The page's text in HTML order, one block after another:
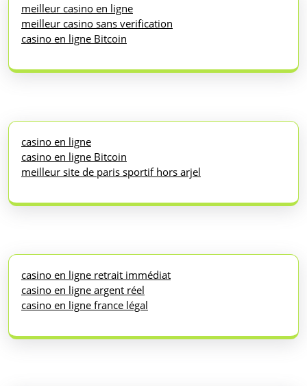
meilleur casino en ligne
meilleur casino sans verification
casino en ligne Bitcoin
casino en ligne
casino en ligne Bitcoin
meilleur site de paris sportif hors arjel
casino en ligne retrait immédiat
casino en ligne argent réel
casino en ligne france légal